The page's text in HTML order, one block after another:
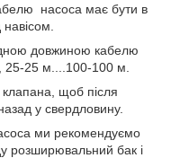
насоса має бути в
довжиною кабелю
25-25 м....100-100 м.
клапана, щоб після
у свердловину.
ми рекомендуємо
розширювальний бак і